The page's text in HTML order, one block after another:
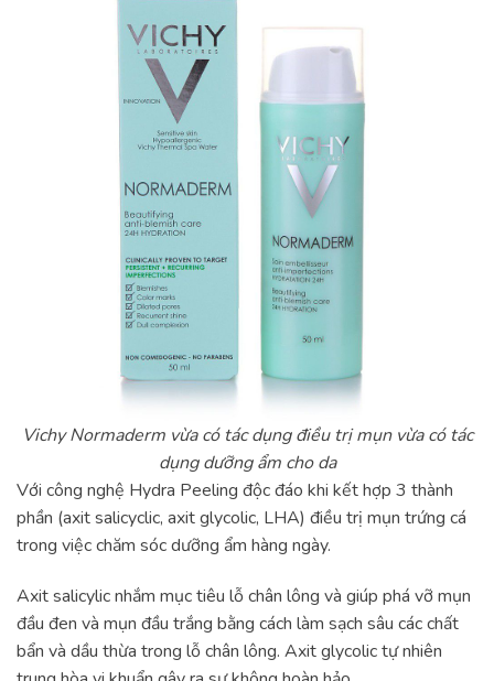
Vichy Normaderm vừa có tác dụng điều trị mụn vừa có tác
dụng dưỡng ẩm cho da
Với công nghệ Hydra Peeling độc đáo khi kết hợp 3 thành
phần (axit salicyclic, axit glycolic, LHA) điều trị mụn trứng cá
trong việc chăm sóc dưỡng ẩm hàng ngày.
Axit salicylic nhắm mục tiêu lỗ chân lông và giúp phá vỡ mụn
đầu đen và mụn đầu trắng bằng cách làm sạch sâu các chất
bẩn và dầu thừa trong lỗ chân lông. Axit glycolic tự nhiên